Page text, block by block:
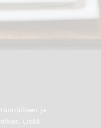
ja
Lisää